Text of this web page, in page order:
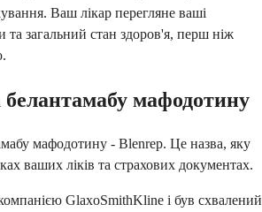
Ваш лікар перегляне ваші
та загальний стан здоров'я, перш ніж
белантамабу мафодотину
мафодотину - Blenrep. Це назва, яку
ваших ліків та страхових документах.
GlaxoSmithKline і був схвалений